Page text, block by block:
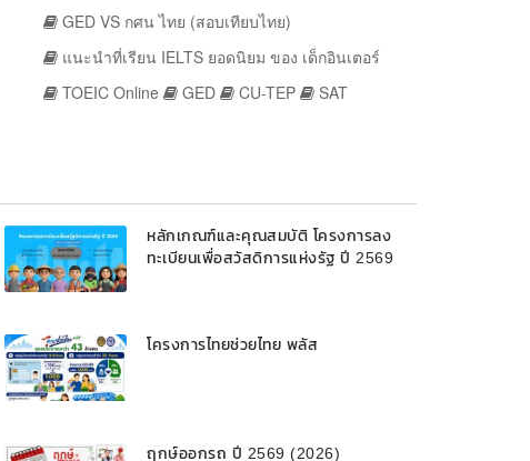
GED VS กศน ไทย (สอบเทียบไทย)
แนะนำที่เรียน IELTS ยอดนิยม ของ เด็กอินเตอร์
TOEIC Online
GED CU-TEP SAT
หลักเกณฑ์และคุณสมบัติ โครงการลง
ทะเบียนเพื่อสวัสดิการแห่งรัฐ ปี 2569
โครงการไทยช่วยไทย พลัส
ฤกษ์ออกรถ ปี 2569 (2026)